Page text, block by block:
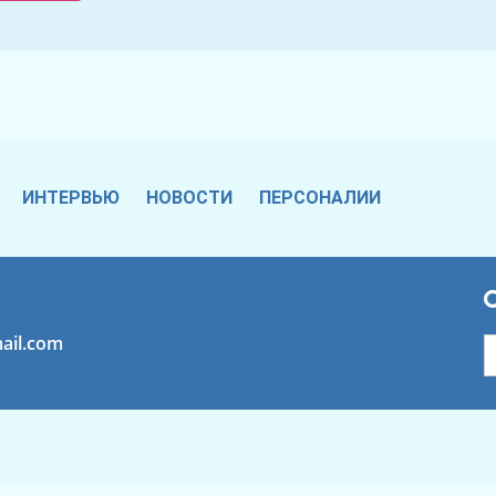
ИНТЕРВЬЮ НОВОСТИ ПЕРСОНАЛИИ